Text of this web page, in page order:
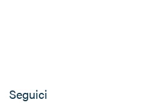
Seguici